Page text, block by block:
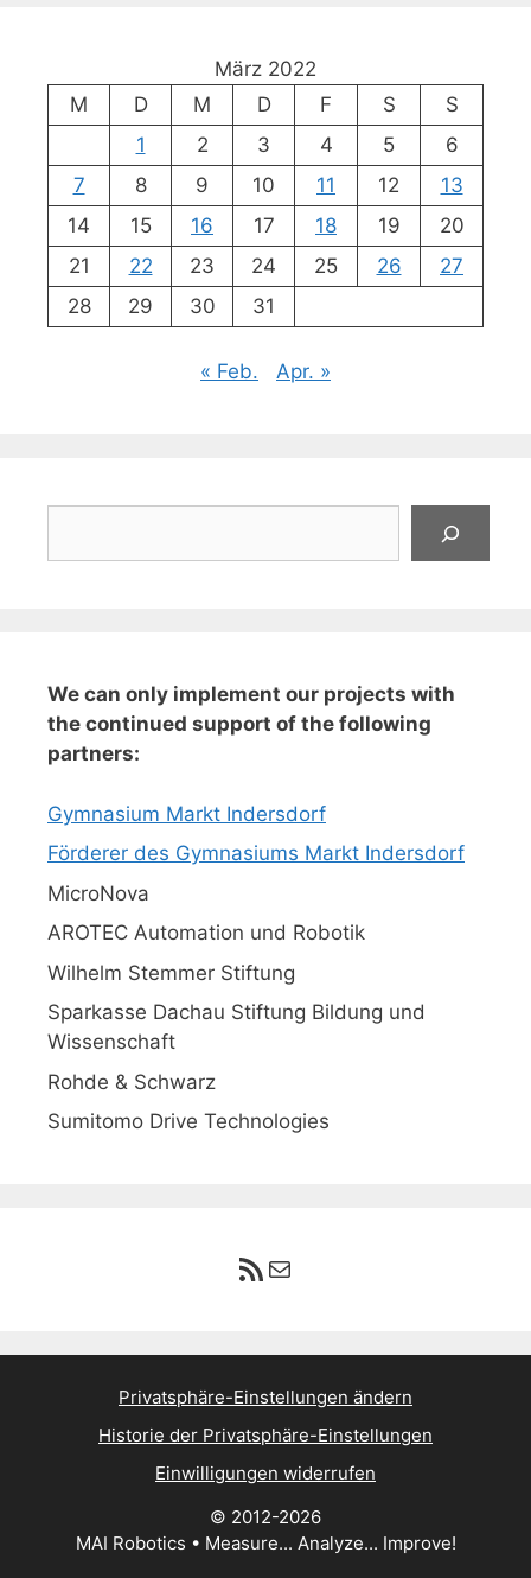
März 2022
M
D M D F S
S
1
2 3 4 5
6
7
8 9 10 11 12
13
14
15 16 17 18 19
20
21
22 23 24 25 26
27
28
29 30 31
« Feb. Apr. »
We can only implement our projects with
the continued support of the following
partners:
Gymnasium Markt Indersdorf
Förderer des Gymnasiums Markt Indersdorf
MicroNova
AROTEC Automation und Robotik
Wilhelm Stemmer Stiftung
Sparkasse Dachau Stiftung Bildung und
Wissenschaft
Rohde & Schwarz
Sumitomo Drive Technologies
RSS-Feed
E-Mail
Privatsphäre-Einstellungen ändern
Historie der Privatsphäre-Einstellungen
Einwilligungen widerrufen
© 2012-2026
MAI Robotics • Measure... Analyze... Improve!